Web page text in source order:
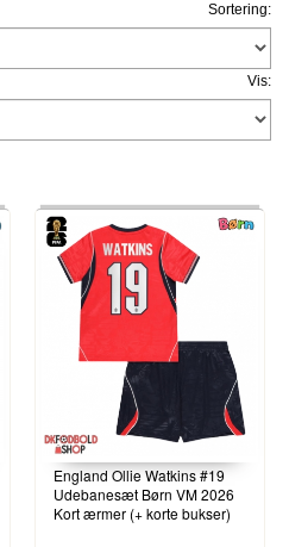
Sortering:
Vis:
England Ollie Watkins #19
Udebanesæt Børn VM 2026
Kort ærmer (+ korte bukser)